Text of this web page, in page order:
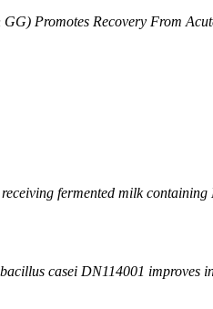
Promotes Recovery From
fermented milk
casei DN114001 improves